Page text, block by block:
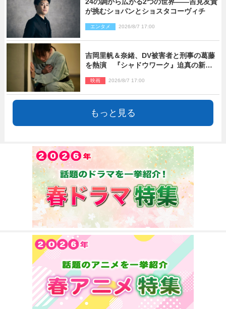
24の調から広がる2つの世界――吉見友貴
が挑むショパンとショスタコーヴィチ
エンタメ 2026/8/7 17:00
吉岡里帆＆奈緒、DV被害者と刑事の葛藤
を熱演 『シャドウワーク』迫真の新場
映画 2026/8/7 17:00
もっと見る